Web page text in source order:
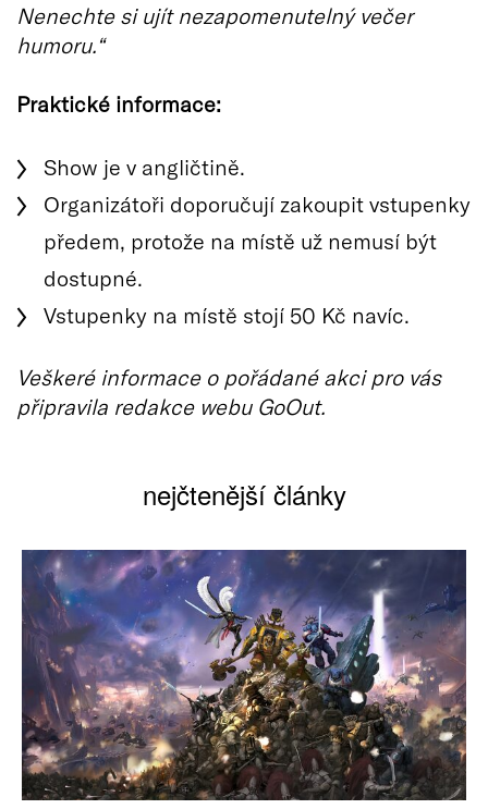
Nenechte si ujít nezapomenutelný večer
humoru.“
Praktické informace:
Show je v angličtině.
Organizátoři doporučují zakoupit vstupenky
předem, protože na místě už nemusí být
dostupné.
Vstupenky na místě stojí 50 Kč navíc.
Veškeré informace o pořádané akci pro vás
připravila redakce webu GoOut.
nejčtenější články